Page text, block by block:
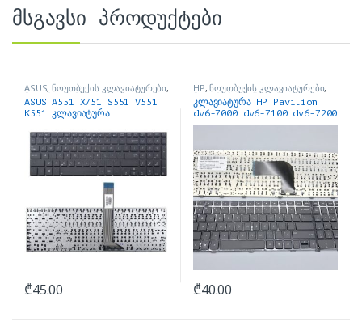
მსგავსი პროდუქტები
ASUS,ნოუთბუქის კლავიატურები,
ნოუთბუქის ნაწილები და
აქსესუარები
ASUS A551 X751 S551 V551
K551 კლავიატურა
₾45.00
HP,ნოუთბუქის კლავიატურები,
ნოუთბუქის ნაწილები და
აქსესუარები
კლავიატურა HP Pavilion
dv6-7000 dv6-7100 dv6-7200
Series
₾40.00